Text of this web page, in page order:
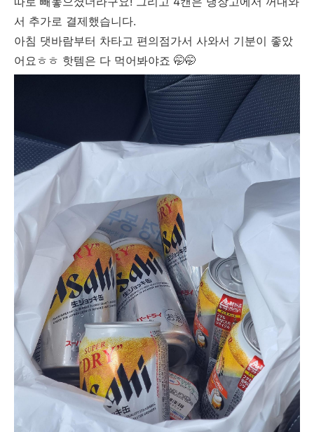
서 추가로 결제했습니다.
아침 댓바람부터 차타고 편의점가서 사와서 기분이 좋았
어요ㅎㅎ 핫템은 다 먹어봐야죠 🤭🤭